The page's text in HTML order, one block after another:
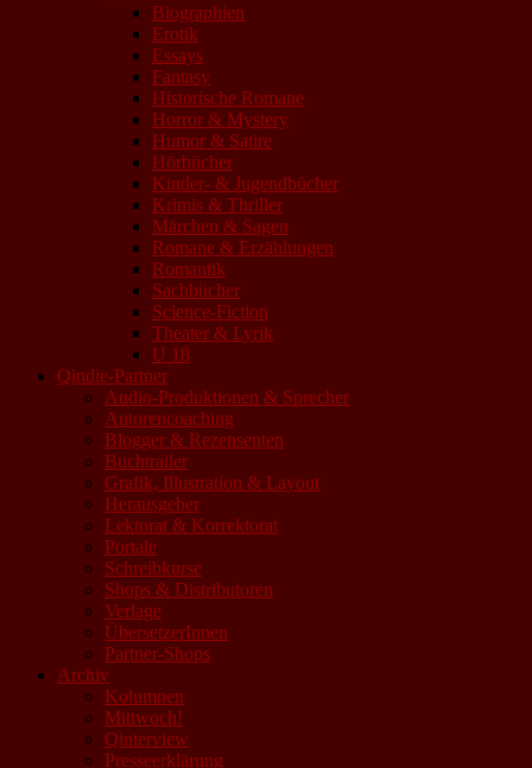
Biographien
Erotik
Essays
Fantasy
Historische Romane
Horror & Mystery
Humor & Satire
Hörbücher
Kinder- & Jugendbücher
Krimis & Thriller
Märchen & Sagen
Romane & Erzählungen
Romantik
Sachbücher
Science-Fiction
Theater & Lyrik
U 18
Qindie-Partner
Audio-Produktionen & Sprecher
Autorencoaching
Blogger & Rezensenten
Buchtrailer
Grafik, Illustration & Layout
Herausgeber
Lektorat & Korrektorat
Portale
Schreibkurse
Shops & Distributoren
Verlage
ÜbersetzerInnen
Partner-Shops
Archiv
Kolumnen
Mittwoch!
Qinterview
Presseerklärung